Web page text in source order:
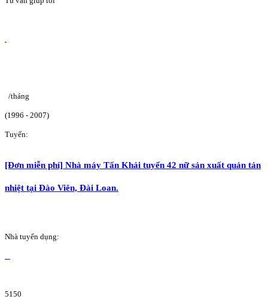
/tháng
(1996 - 2007)
Tuyển:
[Đơn miễn phí] Nhà máy Tấn Khải tuyển 42 nữ sản xuất quản tản
nhiệt tại Đào Viên, Đài Loan.
Nhà tuyển dụng:
5150